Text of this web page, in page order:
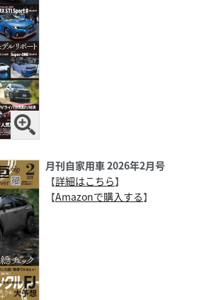
月刊自家用車 2026年2月号
【詳細はこちら】
【Amazonで購入する】